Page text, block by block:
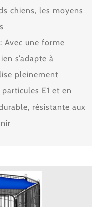
chiens, les moyens
Avec une forme
s’adapte à
pleinement
E1 et en
résistante aux